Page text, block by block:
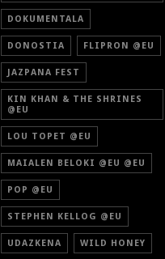
DOKUMENTALA
DONOSTIA FLIPRON @EU
JAZPANA FEST
KIN KHAN & THE SHRINES
@EU
LOU TOPET @EU
MAIALEN BELOKI @EU @EU
POP @EU
STEPHEN KELLOG @EU
UDAZKENA WILD HONEY